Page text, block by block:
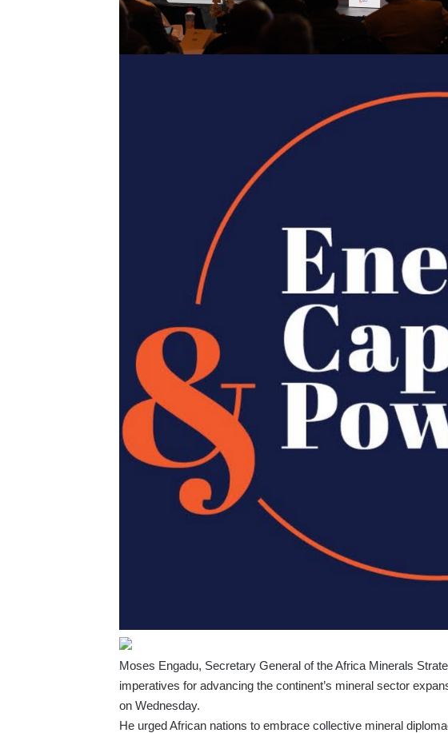
Moses Engadu, Secretary General of the Africa Minerals
imperatives for advancing the continent’s mineral sector
on Wednesday.
He urged African nations to embrace collective mineral